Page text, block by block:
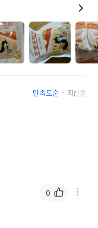
만족도순 최신순
0